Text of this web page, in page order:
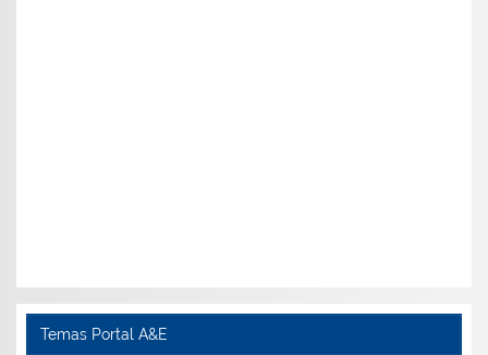
Temas Portal A&E